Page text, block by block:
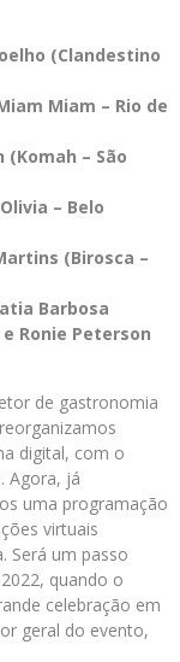
(Clandestino
Miam – Rio de
– São
– Belo
(Birosca –
Barbosa
e Ronie Peterson
de gastronomia
digital, com o
Agora, já
uma programação
virtuais
Será um passo
quando o
celebração em
geral do evento,